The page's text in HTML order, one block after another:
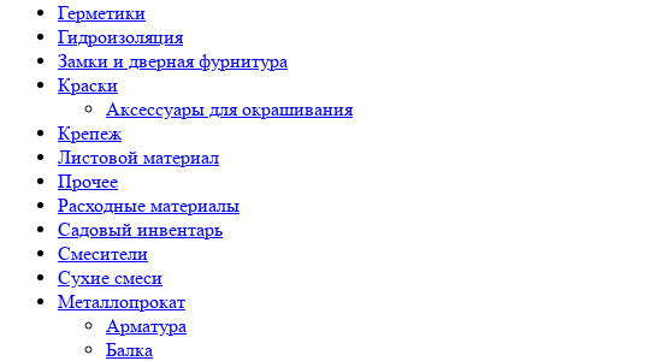
Герметики
Гидроизоляция
Замки и дверная фурнитура
Краски
Аксессуары для окрашивания
Крепеж
Листовой материал
Прочее
Расходные материалы
Садовый инвентарь
Смесители
Сухие смеси
Металлопрокат
Арматура
Балка